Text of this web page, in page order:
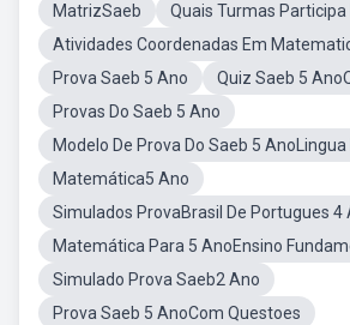
MatrizSaeb
Quais Turmas Participa
Atividades Coordenadas Em
Prova Saeb 5 Ano
Quiz Saeb 5
Provas Do Saeb 5 Ano
Modelo De Prova Do Saeb 5
Matemática5 Ano
Simulados ProvaBrasil De Portugues 4
Matemática Para 5 AnoEnsino
Simulado Prova Saeb2 Ano
Prova Saeb 5 AnoCom Questoes